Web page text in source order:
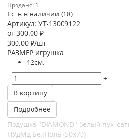
Продано: 1
Есть в наличии (18)
Артикул: УТ-13009122
от 300.00 ₽
300.00 ₽/шт
РАЗМЕР игрушка
12см.
-
+
В корзину
Подробнее
Подушка "DIAMOND" белый пух,
ПУдМд БелПоль (50х70)